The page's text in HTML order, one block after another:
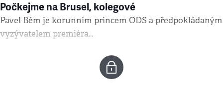
Počkejme na Brusel, kolegové
Pavel Bém je korunním princem ODS a předpokládaným
vyzývatelem premiéra…